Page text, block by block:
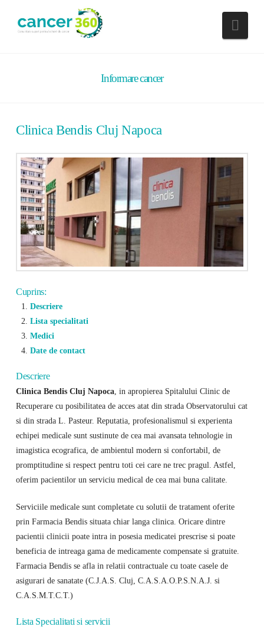
Informare cancer
Clinica Bendis Cluj Napoca
Cuprins:
Descriere
Lista specialitati
Medici
Date de contact
Descriere
Clinica Bendis Cluj Napoca, in apropierea Spitalului Clinic de
Recuperare cu posibilitatea de acces atat din strada Observatorului cat
si din strada L. Pasteur. Reputatia, profesionalismul si experienta
echipei medicale sunt sustinute de cea mai avansata tehnologie in
imagistica ecografica, de ambientul modern si confortabil, de
promptitudine si respect pentru toti cei care ne trec pragul. Astfel,
oferim pacientilor un serviciu medical de cea mai buna calitate.
Serviciile medicale sunt completate cu solutii de tratament oferite
prin Farmacia Bendis situata chiar langa clinica. Oricare dintre
pacientii clinicii poate intra in posesia medicatei prescrise si poate
beneficia de intreaga gama de medicamente compensate si gratuite.
Farmacia Bendis se afla in relatii contractuale cu toate casele de
asigurari de sanatate (C.J.A.S. Cluj, C.A.S.A.O.P.S.N.A.J. si
C.A.S.M.T.C.T.)
Lista Specialitati si servicii